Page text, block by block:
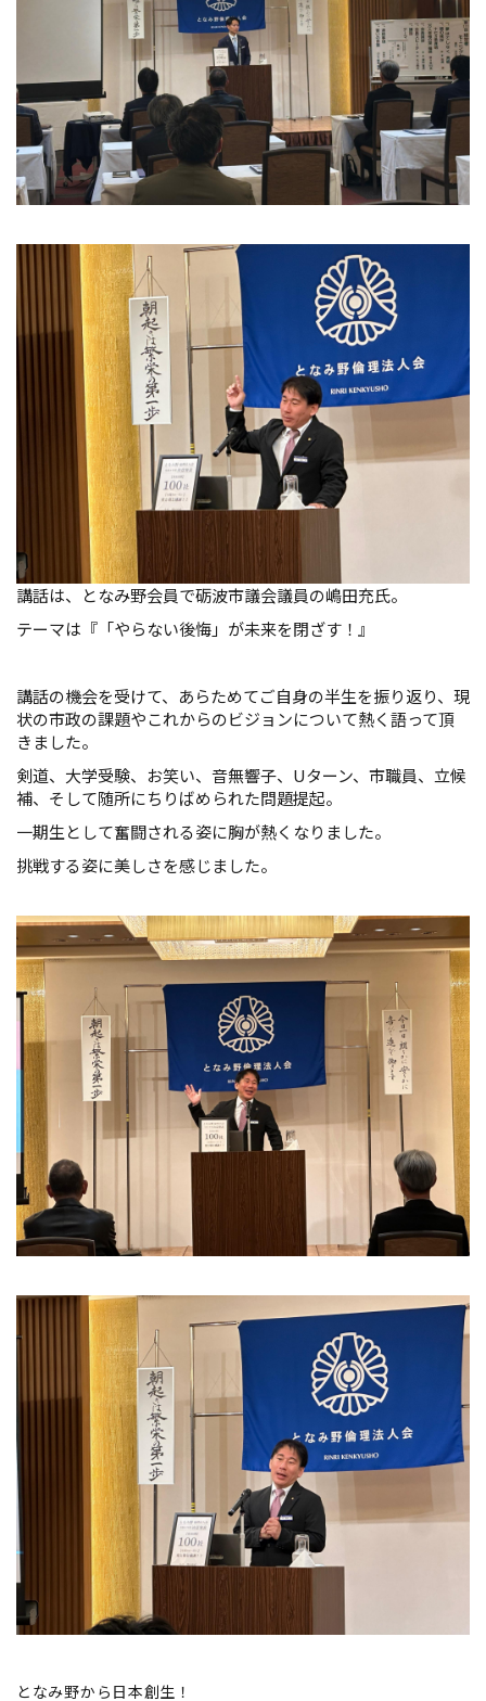
講話は、となみ野会員で砺波市議会議員の嶋田充氏。
テーマは『「やらない後悔」が未来を閉ざす！』
講話の機会を受けて、あらためてご自身の半生を振り返り、現
状の市政の課題やこれからのビジョンについて熱く語って頂
きました。
剣道、大学受験、お笑い、音無響子、Uターン、市職員、立候
補、そして随所にちりばめられた問題提起。
一期生として奮闘される姿に胸が熱くなりました。
挑戦する姿に美しさを感じました。
となみ野から日本創生！